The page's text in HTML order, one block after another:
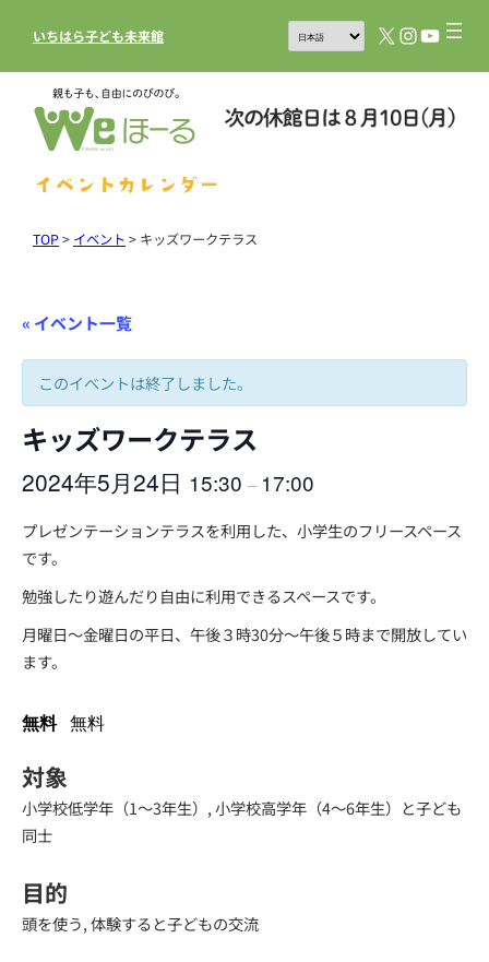
いちはら子ども未来館 X Instagram
YouTube
イベントカレンダー
TOP> イベント > キッズワークテラス
« イベント一覧
このイベントは終了しました。
キッズワークテラス
2024年5月24日 15:30 – 17:00
プレゼンテーションテラスを利用した、小学生のフリースペース
です。
勉強したり遊んだり自由に利用できるスペースです。
月曜日～金曜日の平日、午後３時30分～午後５時まで開放してい
ます。
無料 無料
対象
小学校低学年（1～3年生）, 小学校高学年（4～6年生）と子ども
同士
目的
頭を使う, 体験すると子どもの交流